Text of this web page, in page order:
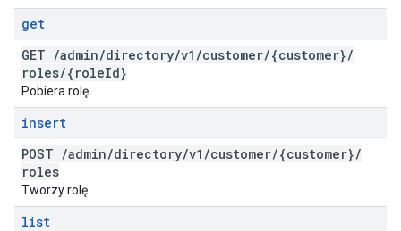
get
GET /admin/directory/v1 /customer/{customer}/
roles/{roleId}
Pobiera rolę.
insert
POST /admin/directory/v1 /customer/{customer}/
roles
Tworzy rolę.
list